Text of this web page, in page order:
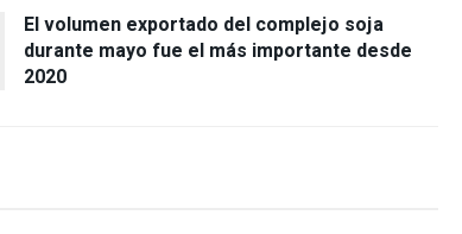
El volumen exportado del complejo soja
durante mayo fue el más importante desde
2020